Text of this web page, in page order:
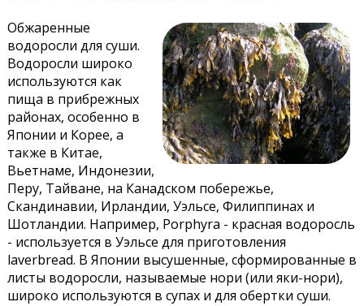
Обжаренные
водоросли для суши.
Водоросли широко
используются как
пища в прибрежных
районах, особенно в
Японии и Корее, а
также в Китае,
Вьетнаме, Индонезии,
Перу, Тайване, на Канадском побережье,
Скандинавии, Ирландии, Уэльсе, Филиппинах и
Шотландии. Например, Porphyra - красная водоросль
- используется в Уэльсе для приготовления
laverbread. В Японии высушенные, сформированные в
листы водоросли, называемые нори (или яки-нори),
широко используются в супах и для обертки суши.